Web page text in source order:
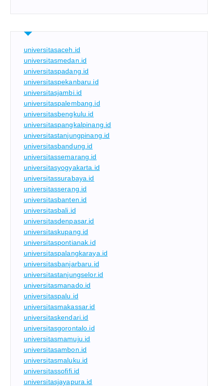
universitasaceh.id
universitasmedan.id
universitaspadang.id
universitaspekanbaru.id
universitasjambi.id
universitaspalembang.id
universitasbengkulu.id
universitaspangkalpinang.id
universitastanjungpinang.id
universitasbandung.id
universitassemarang.id
universitasyogyakarta.id
universitassurabaya.id
universitasserang.id
universitasbanten.id
universitasbali.id
universitasdenpasar.id
universitaskupang.id
universitaspontianak.id
universitaspalangkaraya.id
universitasbanjarbaru.id
universitastanjungselor.id
universitasmanado.id
universitaspalu.id
universitasmakassar.id
universitaskendari.id
universitasgorontalo.id
universitasmamuju.id
universitasambon.id
universitasmaluku.id
universitassofifi.id
universitasjayapura.id